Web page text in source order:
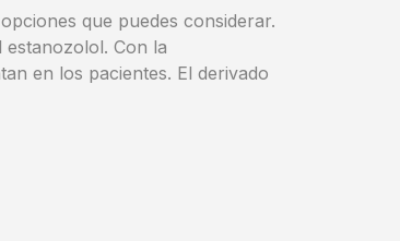
que puedes considerar.
estanozolol. Con la
en los pacientes. El derivado